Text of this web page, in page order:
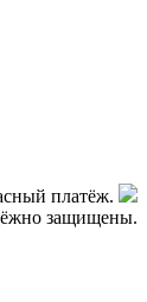
платёж.
защищены.